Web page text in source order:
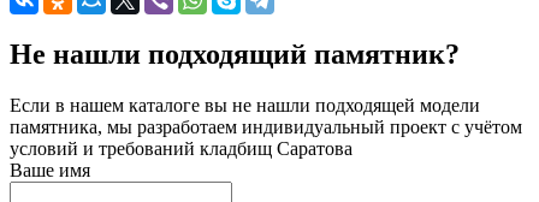
Не нашли подходящий памятник?
Если в нашем каталоге вы не нашли подходящей модели
памятника, мы разработаем индивидуальный проект с учётом
условий и требований кладбищ Саратова
Ваше имя